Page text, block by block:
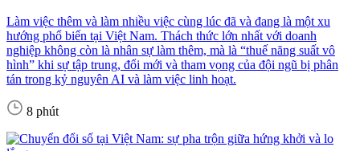
Làm việc thêm và làm nhiều việc cùng lúc đã và đang là một xu
hướng phổ biến tại Việt Nam. Thách thức lớn nhất với doanh
nghiệp không còn là nhân sự làm thêm, mà là “thuế năng suất vô
hình” khi sự tập trung, đổi mới và tham vọng của đội ngũ bị phân
tán trong kỷ nguyên AI và làm việc linh hoạt.
8 phút